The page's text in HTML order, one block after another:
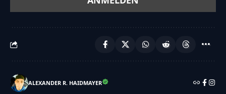
ALEXANDER R. HAIDMAYER